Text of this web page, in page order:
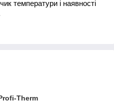
температури і наявності
Therm